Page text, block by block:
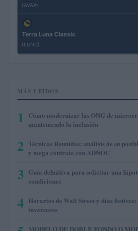
(AVAX)
Terra Luna Classic
(LUNC)
MÁS LEÍDOS
1
Cómo modernizar las ONG de
manteniendo la inclusión
2 Técnicas Reunidas: análisis de su
y mega contrato con ADNOC
3 Guía definitiva para solicitar una
condiciones
4 Horarios de Wall Street y días
inversores
MODELO DE DOBLE FONDO O